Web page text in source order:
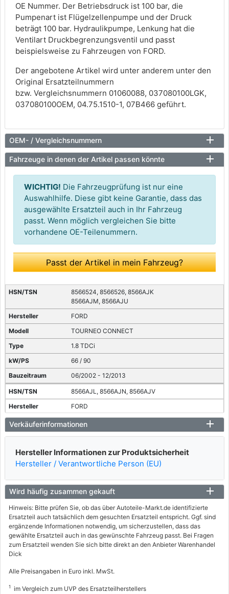
OE Nummer. Der Betriebsdruck ist 100 bar, die
Pumpenart ist Flügelzellenpumpe und der Druck
beträgt 100 bar. Hydraulikpumpe, Lenkung hat die
Ventilart Druckbegrenzungsventil und passt
beispielsweise zu Fahrzeugen von FORD.
Der angebotene Artikel wird unter anderem unter den
Original Ersatzteilnummern
bzw. Vergleichsnummern 01060088, 037080100LGK,
037080100OEM, 04.75.1510-1, 07B466 geführt.
OEM- / Vergleichsnummern
Fahrzeuge in denen der Artikel passen könnte
WICHTIG! Die Fahrzeugprüfung ist nur eine
Auswahlhilfe. Diese gibt keine Garantie, dass das
ausgewählte Ersatzteil auch in Ihr Fahrzeug
passt. Wenn möglich vergleichen Sie bitte
vorhandene OE-Teilenummern.
Passt der Artikel in mein Fahrzeug?
8566524, 8566526, 8566AJK
8566AJM, 8566AJU
FORD
TOURNEO CONNECT
1.8 TDCi
66 / 90
06/2002 - 12/2013
8566AJL, 8566AJN, 8566AJV
FORD
TOURNEO CONNECT
1.8 TDCi
81 / 110
08/2006 - 12/2013
8566AJJ
FORD
TOURNEO CONNECT
1.8 TDCi /TDDi /DI
55 / 75
8566099, 8566102, 8566ADZ
Verkäuferinformationen
Hersteller Informationen zur Produktsicherheit
Hersteller / Verantwortliche Person (EU)
Wird häufig zusammen gekauft
Hinweis: Bitte prüfen Sie, ob das über Autoteile-Markt.de identifizierte
Ersatzteil auch tatsächlich dem gesuchten Ersatzteil entspricht. Ggf. sind
ergänzende Informationen notwendig, um sicherzustellen, dass das
gewählte Ersatzteil auch in das gewünschte Fahrzeug passt. Bei Fragen
zum Ersatzteil wenden Sie sich bitte direkt an den Anbieter Warenhandel
Dick
Alle Preisangaben in Euro inkl. MwSt.
1 im Vergleich zum UVP des Ersatzteilherstellers